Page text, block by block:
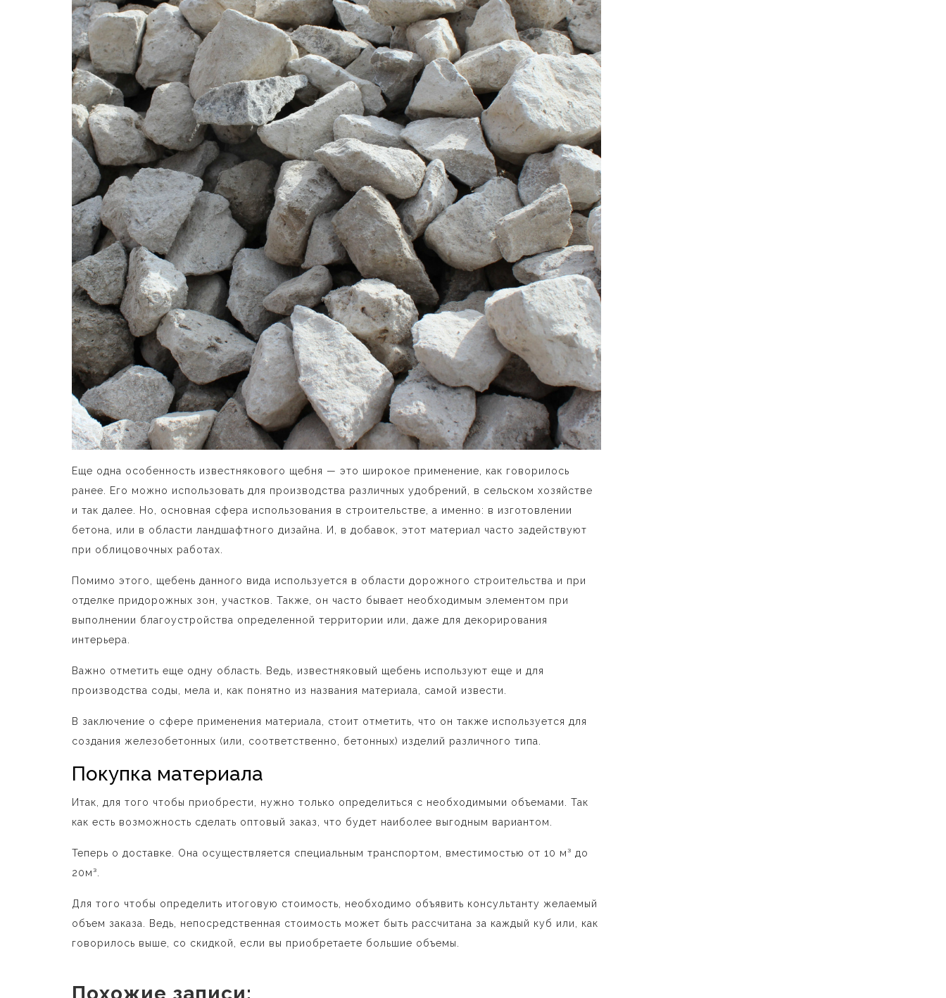
Еще одна особенность известнякового щебня — это широкое применение, как говорилось
ранее. Его можно использовать для производства различных удобрений, в сельском хозяйстве
и так далее. Но, основная сфера использования в строительстве, а именно: в изготовлении
бетона, или в области ландшафтного дизайна. И, в добавок, этот материал часто задействуют
при облицовочных работах.
Помимо этого, щебень данного вида используется в области дорожного строительства и при
отделке придорожных зон, участков. Также, он часто бывает необходимым элементом при
выполнении благоустройства определенной территории или, даже для декорирования
интерьера.
Важно отметить еще одну область. Ведь, известняковый щебень используют еще и для
производства соды, мела и, как понятно из названия материала, самой извести.
В заключение о сфере применения материала, стоит отметить, что он также используется для
создания железобетонных (или, соответственно, бетонных) изделий различного типа.
Покупка материала
Итак, для того чтобы приобрести, нужно только определиться с необходимыми объемами. Так
как есть возможность сделать оптовый заказ, что будет наиболее выгодным вариантом.
Теперь о доставке. Она осуществляется специальным транспортом, вместимостью от 10 м³ до
20м³.
Для того чтобы определить итоговую стоимость, необходимо объявить консультанту желаемый
объем заказа. Ведь, непосредственная стоимость может быть рассчитана за каждый куб или, как
говорилось выше, со скидкой, если вы приобретаете большие объемы.